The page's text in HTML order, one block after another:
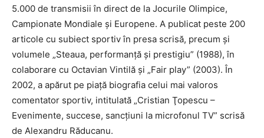
5.000 de transmisii în direct de la Jocurile Olimpice,
Campionate Mondiale şi Europene. A publicat peste 200
articole cu subiect sportiv în presa scrisă, precum şi
volumele „Steaua, performanţă şi prestigiu” (1988), în
colaborare cu Octavian Vintilă şi „Fair play” (2003). În
2002, a apărut pe piaţă biografia celui mai valoros
comentator sportiv, intitulată „Cristian Ţopescu –
Evenimente, succese, sancţiuni la microfonul TV” scrisă
de Alexandru Răducanu.